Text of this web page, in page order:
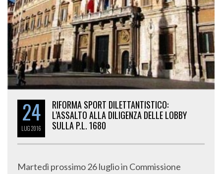
24
LUG2016
RIFORMA SPORT DILETTANTISTICO:
L’ASSALTO ALLA DILIGENZA DELLE LOBBY
SULLA P.L. 1680
Martedì prossimo 26 luglio in Commissione